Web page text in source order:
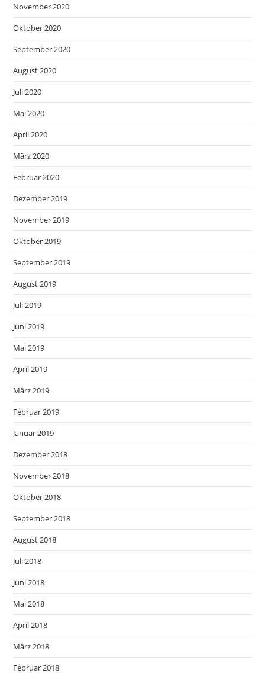
November 2020
Oktober 2020
September 2020
August 2020
Juli 2020
Mai 2020
April 2020
März 2020
Februar 2020
Dezember 2019
November 2019
Oktober 2019
September 2019
August 2019
Juli 2019
Juni 2019
Mai 2019
April 2019
März 2019
Februar 2019
Januar 2019
Dezember 2018
November 2018
Oktober 2018
September 2018
August 2018
Juli 2018
Juni 2018
Mai 2018
April 2018
März 2018
Februar 2018